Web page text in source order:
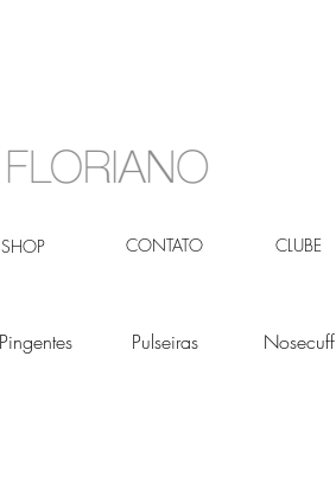
SHOP CONTATO CLUBE
Pingentes Pulseiras Nosecuff